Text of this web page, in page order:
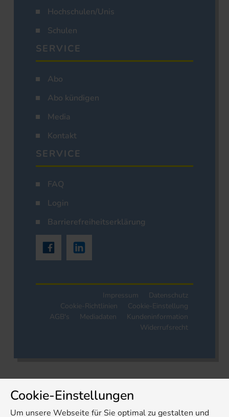
Hochschulen/Unis
Schulen
SERVICE
Abo
Abo kündigen
Media
Kontakt
SERVICE
FAQ
Login
Barrierefreiheitserklärung
Impressum
Datenschutz
Cookie-Richtlinien
Cookie-Einstellung
AGB's
Mediadaten
Kundeninformation
Widerrufsrecht
Cookie-Einstellungen
Um unsere Webseite für Sie optimal zu gestalten und